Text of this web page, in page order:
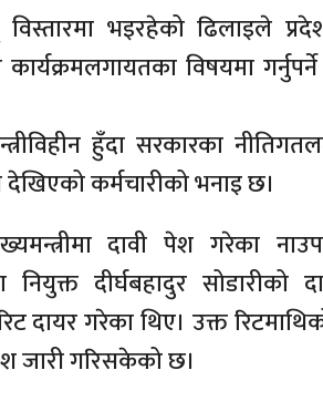
विस्तारमा भइरहेको ढिलाइले
कार्यक्रमलगायतका विषयमा
हुँदा सरकारका
देखिएको कर्मचारीको भनाइ छ।
दावी पेश गरेका
नियुक्त दीर्घबहादुर
दायर गरेका थिए। उक्त
गरिसकेको छ।